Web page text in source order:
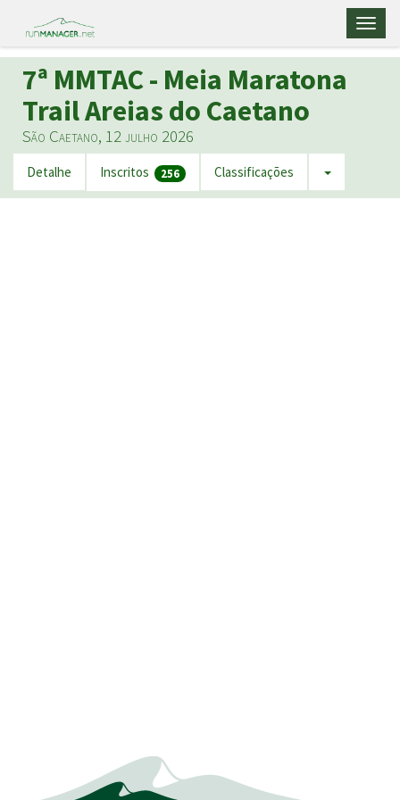
7ª MMTAC - Meia Maratona
Trail Areias do Caetano
São Caetano, 12 julho 2026
Detalhe Inscritos 256 Classificações